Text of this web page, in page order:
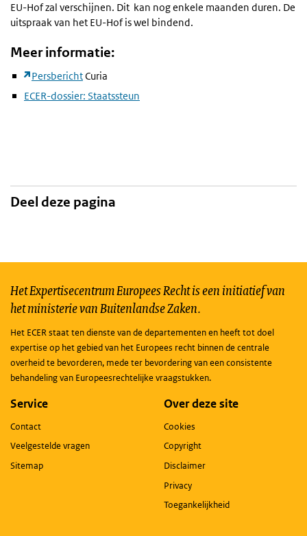
EU-Hof zal verschijnen. Dit kan nog enkele maanden duren. De
uitspraak van het EU-Hof is wel bindend.
Meer informatie:
PersberichtCuria
ECER-dossier: Staatssteun
Deel deze pagina
Het Expertisecentrum Europees Recht is een initiatief van
het ministerie van Buitenlandse Zaken.
Het ECER staat ten dienste van de departementen en heeft tot doel
expertise op het gebied van het Europees recht binnen de centrale
overheid te bevorderen, mede ter bevordering van een consistente
behandeling van Europeesrechtelijke vraagstukken.
Service
Contact
Veelgestelde vragen
Sitemap
Over deze site
Cookies
Copyright
Disclaimer
Privacy
Toegankelijkheid